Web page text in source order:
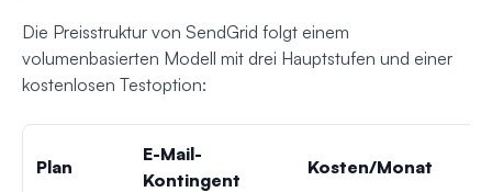
Die Preisstruktur von SendGrid folgt einem
volumenbasierten Modell mit drei Hauptstufen und einer
kostenlosen Testoption:
Plan
E-Mail-
Kontingent
Kosten/Monat